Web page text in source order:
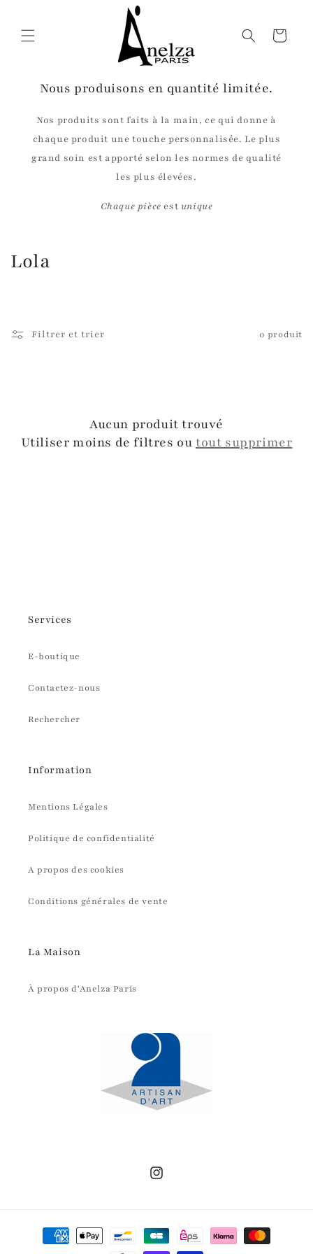
au
contenu
Panier
Nous produisons en quantité limitée.
Nos produits sont faits à la main, ce qui donne à
chaque produit une touche personnalisée. Le plus
grand soin est apporté selon les normes de qualité
les plus élevées.
Chaque pièce est unique
C
l
Lola
Filtrer et trier 0 produit
Aucun produit trouvé
Utiliser moins de filtres ou tout supprimer
Services
E-boutique
Contactez-nous
Rechercher
Information
Mentions Légales
Politique de confidentialité
A propos des cookies
Conditions générales de vente
La Maison
À propos d'Anelza Paris
Instagram
Moyens